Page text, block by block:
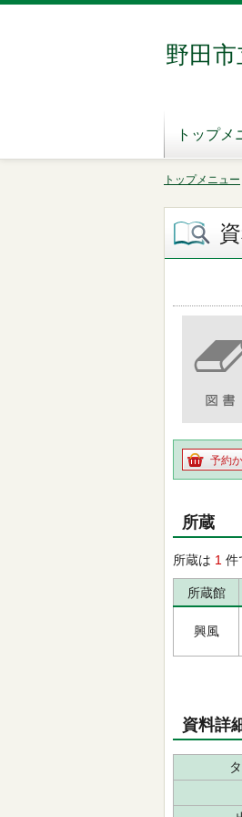
野田
トップメ
トップメニュー
予約
所蔵
所蔵は 1 件
所蔵館
興風
資料詳